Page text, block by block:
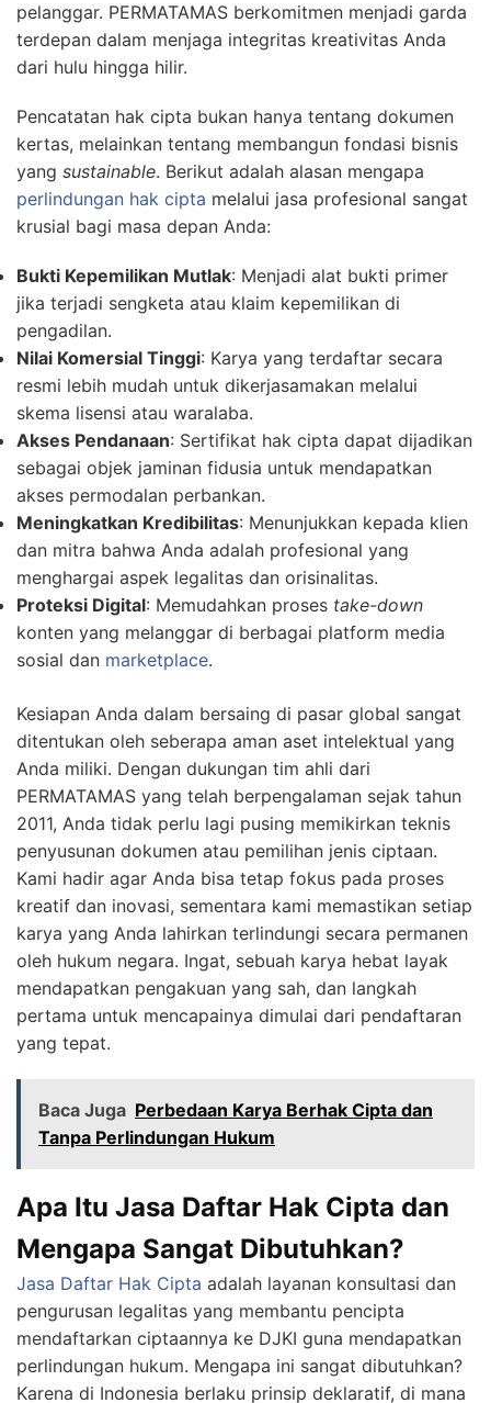
pelanggar. PERMATAMAS berkomitmen menjadi garda
terdepan dalam menjaga integritas kreativitas Anda
dari hulu hingga hilir.
Pencatatan hak cipta bukan hanya tentang dokumen
kertas, melainkan tentang membangun fondasi bisnis
yang sustainable. Berikut adalah alasan mengapa
perlindungan hak cipta melalui jasa profesional sangat
krusial bagi masa depan Anda:
Bukti Kepemilikan Mutlak: Menjadi alat bukti primer
jika terjadi sengketa atau klaim kepemilikan di
pengadilan.
Nilai Komersial Tinggi: Karya yang terdaftar secara
resmi lebih mudah untuk dikerjasamakan melalui
skema lisensi atau waralaba.
Akses Pendanaan: Sertifikat hak cipta dapat dijadikan
sebagai objek jaminan fidusia untuk mendapatkan
akses permodalan perbankan.
Meningkatkan Kredibilitas: Menunjukkan kepada klien
dan mitra bahwa Anda adalah profesional yang
menghargai aspek legalitas dan orisinalitas.
Proteksi Digital: Memudahkan proses take-down
konten yang melanggar di berbagai platform media
sosial dan marketplace.
Kesiapan Anda dalam bersaing di pasar global sangat
ditentukan oleh seberapa aman aset intelektual yang
Anda miliki. Dengan dukungan tim ahli dari
PERMATAMAS yang telah berpengalaman sejak tahun
2011, Anda tidak perlu lagi pusing memikirkan teknis
penyusunan dokumen atau pemilihan jenis ciptaan.
Kami hadir agar Anda bisa tetap fokus pada proses
kreatif dan inovasi, sementara kami memastikan setiap
karya yang Anda lahirkan terlindungi secara permanen
oleh hukum negara. Ingat, sebuah karya hebat layak
mendapatkan pengakuan yang sah, dan langkah
pertama untuk mencapainya dimulai dari pendaftaran
yang tepat.
Baca Juga Perbedaan Karya Berhak Cipta dan
Tanpa Perlindungan Hukum
Apa Itu Jasa Daftar Hak Cipta dan
Mengapa Sangat Dibutuhkan?
Jasa Daftar Hak Cipta adalah layanan konsultasi dan
pengurusan legalitas yang membantu pencipta
mendaftarkan ciptaannya ke DJKI guna mendapatkan
perlindungan hukum. Mengapa ini sangat dibutuhkan?
Karena di Indonesia berlaku prinsip deklaratif, di mana